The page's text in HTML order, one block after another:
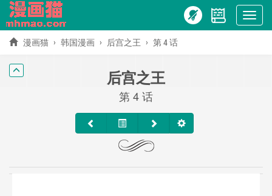
Show
menu
漫画猫 韩国漫画 后宫之王 第 4 话
后宫之王
第 4 话